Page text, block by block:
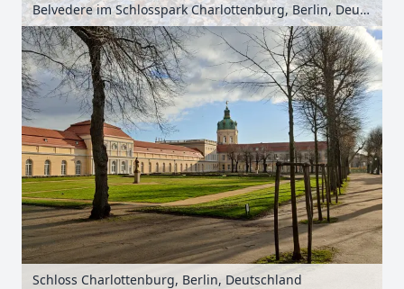
Belvedere im Schlosspark Charlottenburg, Berlin, Deutschland
Schloss Charlottenburg, Berlin, Deutschland